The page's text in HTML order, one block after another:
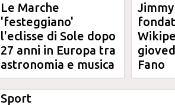
Le Marche
'festeggiano'
l'eclisse di Sole dopo
27 anni in Europa tra
astronomia e musica
Fano
Sport